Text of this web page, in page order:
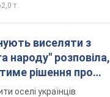
т.
виселяти з
народу" розповіла,
рішення про
оселі українців